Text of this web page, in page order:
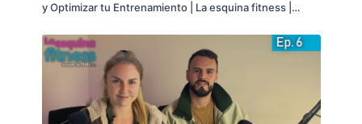
y Optimizar tu Entrenamiento | La esquina fitness |